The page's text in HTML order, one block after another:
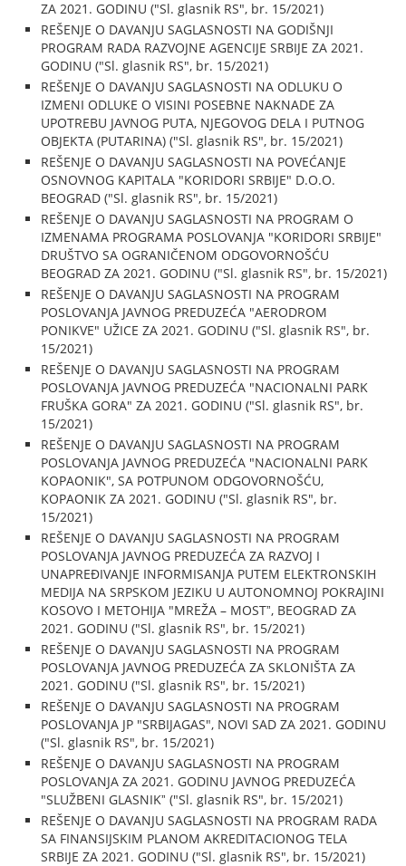
ZA 2021. GODINU ("Sl. glasnik RS", br. 15/2021)
REŠENJE O DAVANJU SAGLASNOSTI NA GODIŠNJI
PROGRAM RADA RAZVOJNE AGENCIJE SRBIJE ZA 2021.
GODINU ("Sl. glasnik RS", br. 15/2021)
REŠENJE O DAVANJU SAGLASNOSTI NA ODLUKU O
IZMENI ODLUKE O VISINI POSEBNE NAKNADE ZA
UPOTREBU JAVNOG PUTA, NJEGOVOG DELA I PUTNOG
OBJEKTA (PUTARINA) ("Sl. glasnik RS", br. 15/2021)
REŠENJE O DAVANJU SAGLASNOSTI NA POVEĆANJE
OSNOVNOG KAPITALA "KORIDORI SRBIJE" D.O.O.
BEOGRAD ("Sl. glasnik RS", br. 15/2021)
REŠENJE O DAVANJU SAGLASNOSTI NA PROGRAM O
IZMENAMA PROGRAMA POSLOVANJA "KORIDORI SRBIJE"
DRUŠTVO SA OGRANIČENOM ODGOVORNOŠĆU
BEOGRAD ZA 2021. GODINU ("Sl. glasnik RS", br. 15/2021)
REŠENJE O DAVANJU SAGLASNOSTI NA PROGRAM
POSLOVANJA JAVNOG PREDUZEĆA "AERODROM
PONIKVE" UŽICE ZA 2021. GODINU ("Sl. glasnik RS", br.
15/2021)
REŠENJE O DAVANJU SAGLASNOSTI NA PROGRAM
POSLOVANJA JAVNOG PREDUZEĆA "NACIONALNI PARK
FRUŠKA GORA" ZA 2021. GODINU ("Sl. glasnik RS", br.
15/2021)
REŠENJE O DAVANJU SAGLASNOSTI NA PROGRAM
POSLOVANJA JAVNOG PREDUZEĆA "NACIONALNI PARK
KOPAONIK", SA POTPUNOM ODGOVORNOŠĆU,
KOPAONIK ZA 2021. GODINU ("Sl. glasnik RS", br.
15/2021)
REŠENJE O DAVANJU SAGLASNOSTI NA PROGRAM
POSLOVANJA JAVNOG PREDUZEĆA ZA RAZVOJ I
UNAPREĐIVANJE INFORMISANJA PUTEM ELEKTRONSKIH
MEDIJA NA SRPSKOM JEZIKU U AUTONOMNOJ POKRAJINI
KOSOVO I METOHIJA "MREŽA – MOSTˮ, BEOGRAD ZA
2021. GODINU ("Sl. glasnik RS", br. 15/2021)
REŠENJE O DAVANJU SAGLASNOSTI NA PROGRAM
POSLOVANJA JAVNOG PREDUZEĆA ZA SKLONIŠTA ZA
2021. GODINU ("Sl. glasnik RS", br. 15/2021)
REŠENJE O DAVANJU SAGLASNOSTI NA PROGRAM
POSLOVANJA JP "SRBIJAGAS", NOVI SAD ZA 2021. GODINU
("Sl. glasnik RS", br. 15/2021)
REŠENJE O DAVANJU SAGLASNOSTI NA PROGRAM
POSLOVANJA ZA 2021. GODINU JAVNOG PREDUZEĆA
"SLUŽBENI GLASNIKˮ ("Sl. glasnik RS", br. 15/2021)
REŠENJE O DAVANJU SAGLASNOSTI NA PROGRAM RADA
SA FINANSIJSKIM PLANOM AKREDITACIONOG TELA
SRBIJE ZA 2021. GODINU ("Sl. glasnik RS", br. 15/2021)